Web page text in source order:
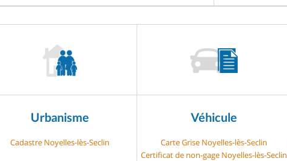
Urbanisme
Cadastre Noyelles-lès-Seclin
Véhicule
Carte Grise Noyelles-lès-Seclin
Certificat de non-gage Noyelles-lès-Seclin